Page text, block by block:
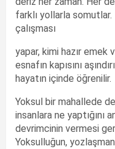
farklı yollarla somutlar.
çalışması
yapar, kimi hazır emek
esnafın kapısını
hayatın içinde öğrenilir.
Yoksul bir mahallede
insanlara ne yaptığını
devrimcinin vermesi
Yoksulluğun,